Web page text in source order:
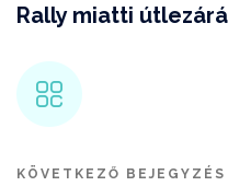
Rally miatti
KÖVETKEZŐ BEJEGYZÉS